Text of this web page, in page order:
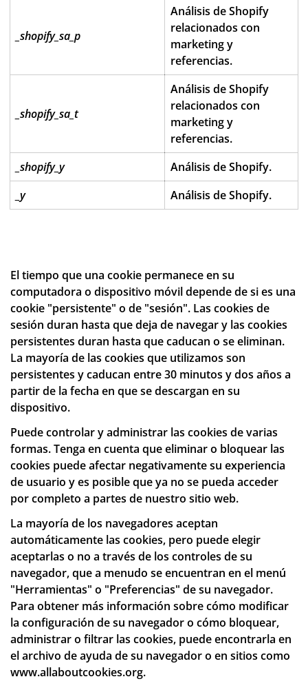
_shopify_sa_p
Análisis de Shopify
relacionados con
marketing y
referencias.
_shopify_sa_t
Análisis de Shopify
relacionados con
marketing y
referencias.
_shopify_y
Análisis de Shopify.
_y
Análisis de Shopify.
El tiempo que una cookie permanece en su
computadora o dispositivo móvil depende de si es una
cookie "persistente" o de "sesión". Las cookies de
sesión duran hasta que deja de navegar y las cookies
persistentes duran hasta que caducan o se eliminan.
La mayoría de las cookies que utilizamos son
persistentes y caducan entre 30 minutos y dos años a
partir de la fecha en que se descargan en su
dispositivo.
Puede controlar y administrar las cookies de varias
formas. Tenga en cuenta que eliminar o bloquear las
cookies puede afectar negativamente su experiencia
de usuario y es posible que ya no se pueda acceder
por completo a partes de nuestro sitio web.
La mayoría de los navegadores aceptan
automáticamente las cookies, pero puede elegir
aceptarlas o no a través de los controles de su
navegador, que a menudo se encuentran en el menú
"Herramientas" o "Preferencias" de su navegador.
Para obtener más información sobre cómo modificar
la configuración de su navegador o cómo bloquear,
administrar o filtrar las cookies, puede encontrarla en
el archivo de ayuda de su navegador o en sitios como
www.allaboutcookies.org.